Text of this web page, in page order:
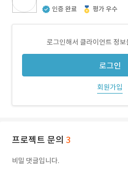
인증 완료 평가 우수
로그인해서 클라이언트 정
로그인
회원가입
프로젝트 문의 3
비밀 댓글입니다.